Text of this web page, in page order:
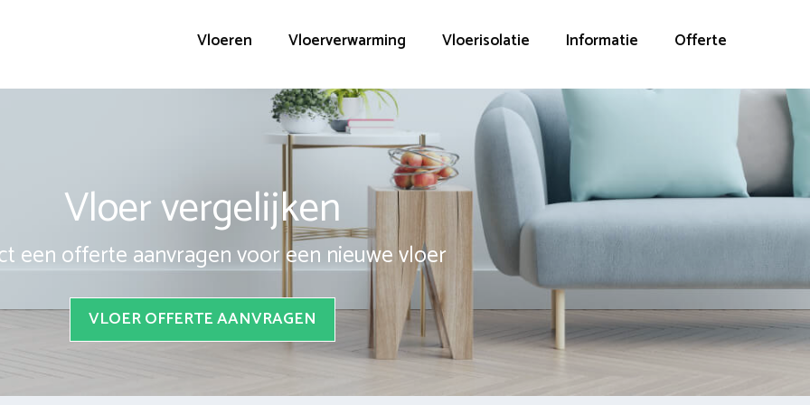
Vloeren Vloerverwarming Vloerisolatie Informatie Offerte
Vloer vergelijken
een offerte aanvragen voor een nieuwe vloer
VLOER OFFERTE AANVRAGEN